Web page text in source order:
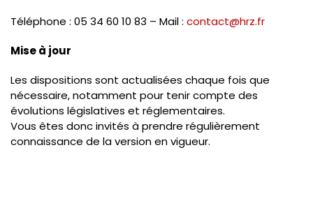
Téléphone : 05 34 60 10 83 – Mail : contact@hrz.fr
Mise à jour
Les dispositions sont actualisées chaque fois que
nécessaire, notamment pour tenir compte des
évolutions législatives et réglementaires.
Vous êtes donc invités à prendre régulièrement
connaissance de la version en vigueur.